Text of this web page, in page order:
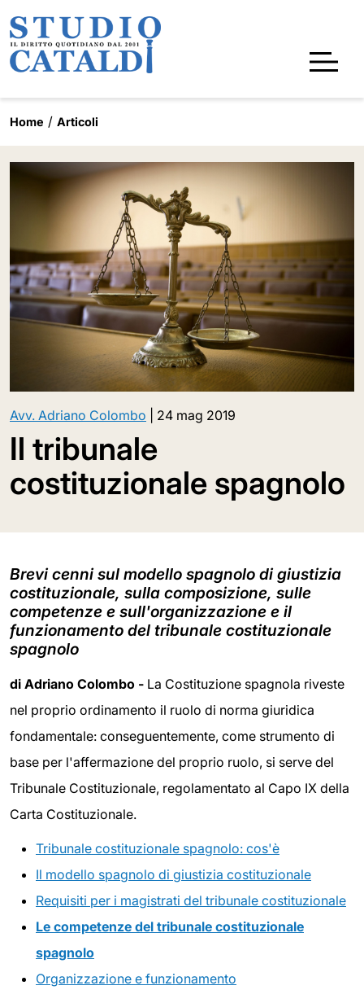
Home Articoli
Avv. Adriano Colombo 24 mag 2019
Il tribunale
costituzionale spagnolo
Brevi cenni sul modello spagnolo di giustizia
costituzionale, sulla composizione, sulle
competenze e sull'organizzazione e il
funzionamento del tribunale costituzionale
spagnolo
di Adriano Colombo - La Costituzione spagnola riveste
nel proprio ordinamento il ruolo di norma giuridica
fondamentale: conseguentemente, come strumento di
base per l'affermazione del proprio ruolo, si serve del
Tribunale Costituzionale, regolamentato al Capo IX della
Carta Costituzionale.
Tribunale costituzionale spagnolo: cos'è
Il modello spagnolo di giustizia costituzionale
Requisiti per i magistrati del tribunale costituzionale
Le competenze del tribunale costituzionale
spagnolo
Organizzazione e funzionamento